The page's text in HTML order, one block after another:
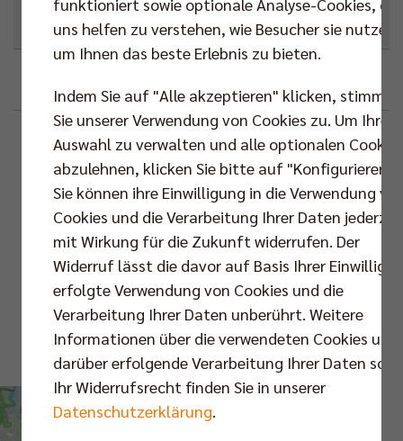
Next Match
Bundesliga
Beschreibung
📍 Max-Schmeling-
Halle
VS.
Standortinformationen
Max-Schmeling-
Halle
Karte
Routenplaner
uns helfen zu verstehen, wie Besucher sie nutzen,
um Ihnen das beste Erlebnis zu bieten.
Indem Sie auf "Alle akzeptieren" klicken, stimmen
Sie unserer Verwendung von Cookies zu. Um Ihre
Auswahl zu verwalten und alle optionalen Cookies
abzulehnen, klicken Sie bitte auf "Konfigurieren".
Sie können ihre Einwilligung in die Verwendung
Cookies und die Verarbeitung Ihrer Daten
mit Wirkung für die Zukunft widerrufen. Der
Widerruf lässt die davor auf Basis Ihrer
erfolgte Verwendung von Cookies und die
Verarbeitung Ihrer Daten unberührt. Weitere
Informationen über die verwendeten Cookies und
darüber erfolgende Verarbeitung Ihrer Daten
Ihr Widerrufsrecht finden Sie in unserer
Datenschutzerklärung.